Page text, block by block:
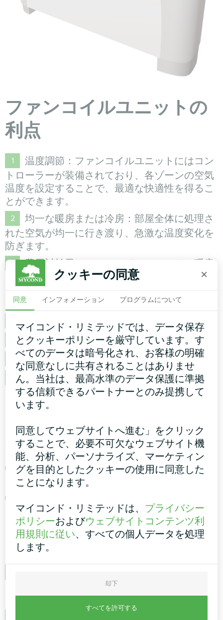
ファンコイルユニットの
利点
温度調節：ファンコイルユニットにはコン
トローラーが装備されており、各ゾーンの空気
温度を設定することで、最適な快適性を得るこ
とができます。
均一な暖房または冷房：部屋全体に処理さ
れた空気が均一に行き渡り、急激な温度変化を
防ぎます。
費用対効果：ファンコイルユニットは暖房
と冷房の両方を行うことができるため、別途暖
ト削減が可能です。
スマートホームとの統合。
エコフレンドリー。非危険物クーラント。
有効スペースの最大活用。
低騒音ファンコイルユニットモデル。
ファンコイルユニットの選択
ファンコイルユニットを効果的に選ぶには、2
つの重要な質問に答えよう：
ファンコイルユニットに必要な技術仕様は何
か、そして使用条件と設置方法は何か。
で適切な運転が決まります。
ファンコイルユニットを選ぶ際には、以下の点
を考慮すること：
には、その部屋で使用される冷暖房空調システ
クッキーの同意 ×
同意 インフォメーション プログラムについて
マイコンド・リミテッドでは、データ保存
とクッキーポリシーを厳守しています。す
べてのデータは暗号化され、お客様の明確
な同意なしに共有されることはありませ
ん。当社は、最高水準のデータ保護に準拠
する信頼できるパートナーとのみ提携して
います。
同意してウェブサイトへ進む」をクリック
することで、必要不可欠なウェブサイト機
能、分析、パーソナライズ、マーケティン
グを目的としたクッキーの使用に同意した
ことになります。
マイコンド・リミテッドは、 プライバシー
ポリシーおよびウェブサイトコンテンツ利
用規則に従い、すべての個人データを処理
します。
却下
すべてを許可する